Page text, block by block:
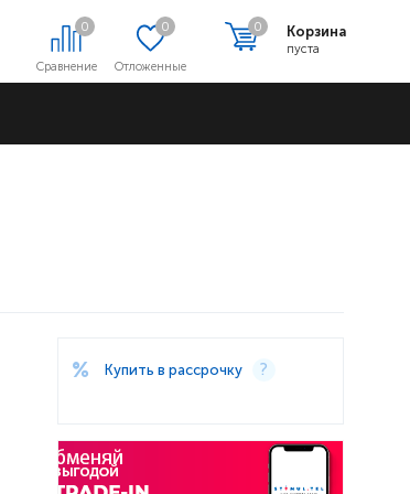
Сравнение
0
Отложенные
0 Корзина
пуста
0
Купить в рассрочку